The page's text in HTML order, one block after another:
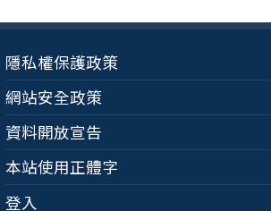
隱私權保護政策
網站安全政策
資料開放宣告
本站使用正體字
登入